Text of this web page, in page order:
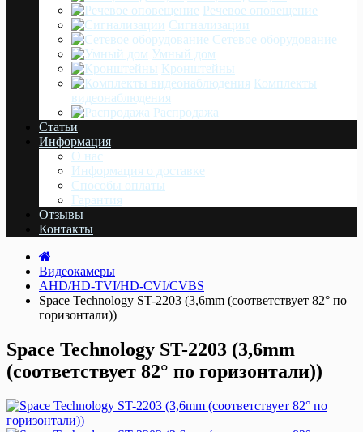
Речевое оповещение
Сигнализации
Сетевое оборудование
Умный дом
Кронштейны
Комплекты
видеонаблюдения
Распродажа
Статьи
Информация
О нас
Информация о доставке
Cпособы оплаты
Гарантия
Отзывы
Контакты
Видеокамеры
AHD/HD-TVI/HD-CVI/CVBS
Space Technology ST-2203 (3,6mm (соответствует 82° по
горизонтали))
Space Technology ST-2203 (3,6mm
(соответствует 82° по горизонтали))